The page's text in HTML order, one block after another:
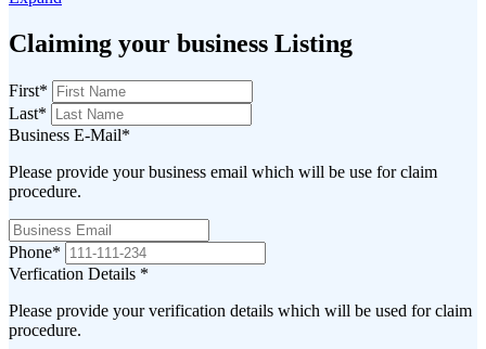
Claiming your business Listing
First*
Last*
Business E-Mail*
Please provide your business email which will be use for claim
procedure.
Phone*
Verfication Details *
Please provide your verification details which will be used for claim
procedure.